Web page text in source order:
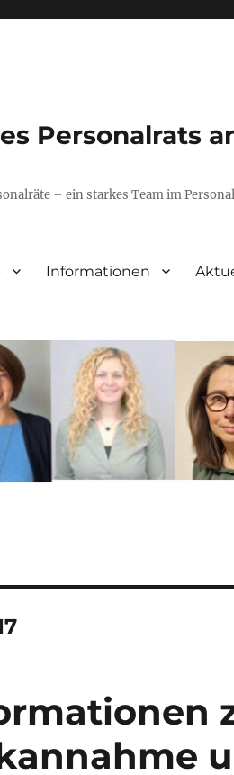
Personalrats
– ein starkes Team im
Informationen